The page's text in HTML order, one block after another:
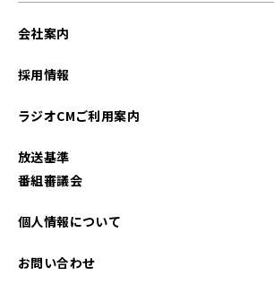
会社案内
採用情報
ラジオCMご利用案内
放送基準
番組審議会
個人情報について
お問い合わせ